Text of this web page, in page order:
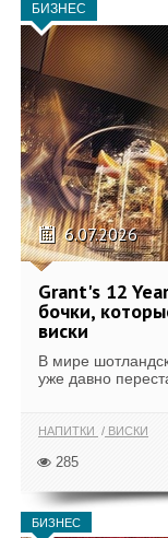
БИЗНЕС
6.07.2026
Grant's 12
бочки,
виски
В мире
уже давно
НАПИТКИ ВИСКИ
285
БИЗНЕС